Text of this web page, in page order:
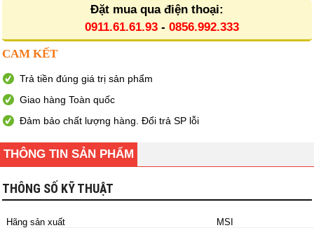
Đặt mua qua điện thoại:
0911.61.61.93- 0856.992.333
CAM KẾT
Trả tiền đúng giá trị sản phẩm
Giao hàng Toàn quốc
Đảm bảo chất lượng hàng. Đổi trả SP lỗi
THÔNG TIN SẢN PHẨM
THÔNG SỐ KỸ THUẬT
Hãng sản xuất
MSI